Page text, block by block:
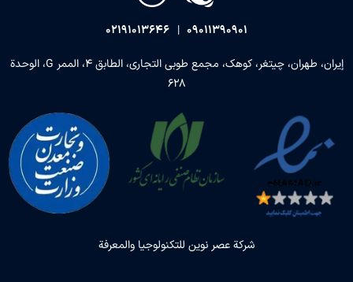
09011390901
|
02191013646
إيران، طهران، چيتغر، كوهك، مجمع طوبي التجاري، الطابق 4، الممر G، الوحدة
628
شركة عصر نوين للتكنولوجيا والمعرفة